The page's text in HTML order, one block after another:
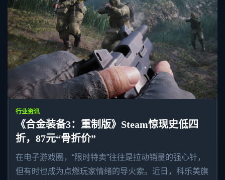
行业资讯
《合金装备3：重制版》Steam惊现史低四
折，87元“骨折价”
在电子游戏圈，“限时特卖”往往是拉动销量的强心针，
但有时也成为点燃玩家情绪的导火索。近日，科乐美旗